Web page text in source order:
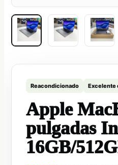
Reacondicionado Excelente
Apple
pulgadas
16GB/